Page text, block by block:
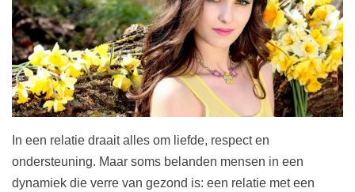
In een relatie draait alles om liefde, respect en
ondersteuning. Maar soms belanden mensen in een
dynamiek die verre van gezond is: een relatie met een